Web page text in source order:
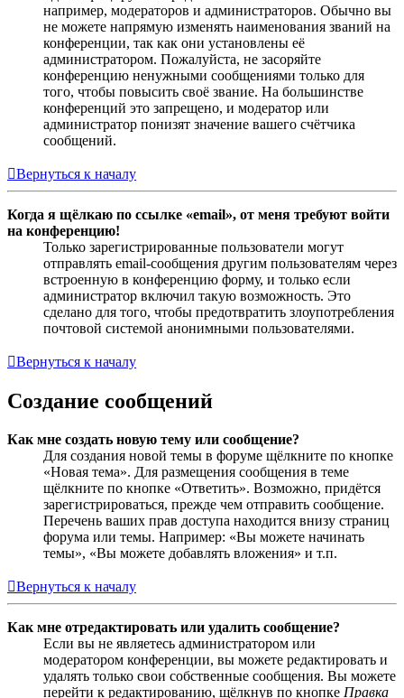
например, модераторов и администраторов. Обычно вы
не можете напрямую изменять наименования званий на
конференции, так как они установлены её
администратором. Пожалуйста, не засоряйте
конференцию ненужными сообщениями только для
того, чтобы повысить своё звание. На большинстве
конференций это запрещено, и модератор или
администратор понизят значение вашего счётчика
сообщений.
Вернуться к началу
Когда я щёлкаю по ссылке «email», от меня требуют войти
на конференцию!
Только зарегистрированные пользователи могут
отправлять email-сообщения другим пользователям через
встроенную в конференцию форму, и только если
администратор включил такую возможность. Это
сделано для того, чтобы предотвратить злоупотребления
почтовой системой анонимными пользователями.
Вернуться к началу
Создание сообщений
Как мне создать новую тему или сообщение?
Для создания новой темы в форуме щёлкните по кнопке
«Новая тема». Для размещения сообщения в теме
щёлкните по кнопке «Ответить». Возможно, придётся
зарегистрироваться, прежде чем отправить сообщение.
Перечень ваших прав доступа находится внизу страниц
форума или темы. Например: «Вы можете начинать
темы», «Вы можете добавлять вложения» и т.п.
Вернуться к началу
Как мне отредактировать или удалить сообщение?
Если вы не являетесь администратором или
модератором конференции, вы можете редактировать и
удалять только свои собственные сообщения. Вы можете
перейти к редактированию, щёлкнув по кнопке Правка